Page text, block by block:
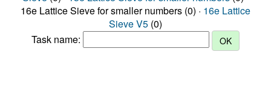
16e Lattice Sieve for smaller numbers (0) · 16e Lattice
Sieve V5 (0)
Task name: